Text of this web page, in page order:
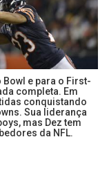
e para o First-
completa. Em
conquistando
Sua liderança
mas Dez tem
da NFL.